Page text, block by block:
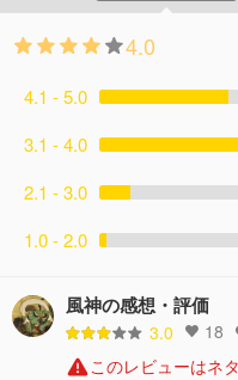
巨大な装置の中で眠る
コメント2件 拍手0回
4.0
4.1 - 5.0
3.1 - 4.0
2.1 - 3.0
1.0 - 2.0
風神の感想・評価
3.0 18
このレビューはネ